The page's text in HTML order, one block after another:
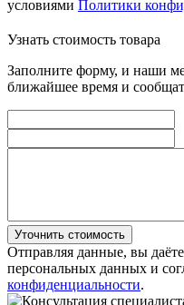
условиями Политики
Узнать стоимость товара
Заполните форму, и наши
ближайшее время и
Уточнить стоимость
Отправляя данные, вы
персональных данных и
конфиденциальности.